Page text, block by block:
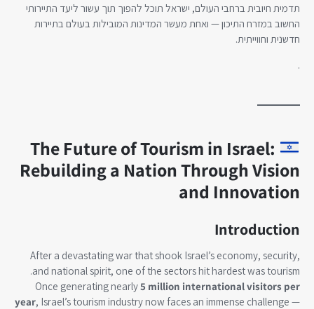
תדמית חיובית ברחבי העולם, ישראל תוכל להפוך תוך עשור ליעד התיירותי
החשוב במזרח התיכון — ואחת מעשר המדינות המובילות בעולם בתיירות
חדשנית וחווייתית.
.
The Future of Tourism in Israel:
Rebuilding a Nation Through Vision
and Innovation
Introduction
After a devastating war that shook Israel’s economy, security,
and national spirit, one of the sectors hit hardest was tourism.
Once generating nearly5 million international visitors per
year, Israel’s tourism industry now faces an immense challenge —